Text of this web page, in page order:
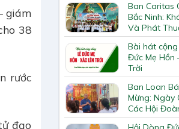
giám
38
rước
đạo
Ban Caritas
Bắc Ninh:
Và Phát
Phí Tại Giáo
Chương
Bài hát
Đức Mẹ Hồn
Trời
Ban Loan
Mừng: Ngày
Các Hội
Hạt Bắc